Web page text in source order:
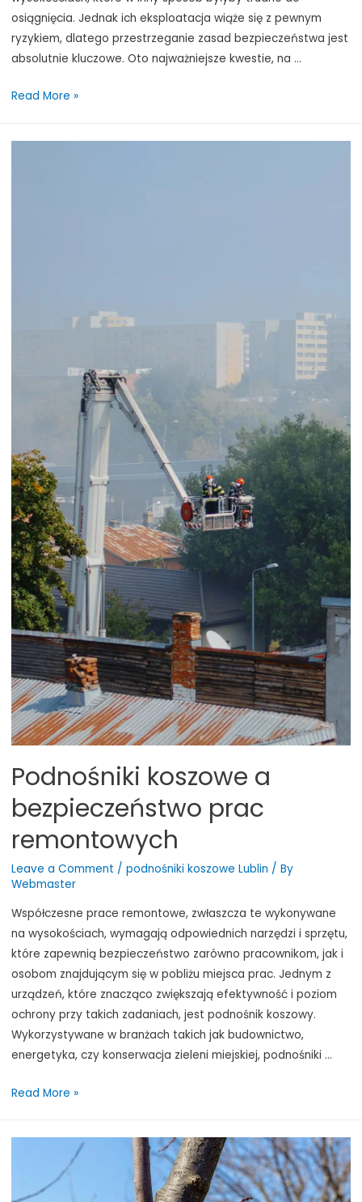
osiągnięcia. Jednak ich eksploatacja wiąże się z pewnym
ryzykiem, dlatego przestrzeganie zasad bezpieczeństwa jest
absolutnie kluczowe. Oto najważniejsze kwestie, na …
Bezpieczne
Read More »
Podnośniki koszowe a
bezpieczeństwo prac
remontowych
Leave a Comment / podnośniki koszowe Lublin / By
Webmaster
Współczesne prace remontowe, zwłaszcza te wykonywane
na wysokościach, wymagają odpowiednich narzędzi i sprzętu,
które zapewnią bezpieczeństwo zarówno pracownikom, jak i
osobom znajdującym się w pobliżu miejsca prac. Jednym z
urządzeń, które znacząco zwiększają efektywność i poziom
ochrony przy takich zadaniach, jest podnośnik koszowy.
Wykorzystywane w branżach takich jak budownictwo,
energetyka, czy konserwacja zieleni miejskiej, podnośniki …
Podnośniki
bezpieczeństwo
remontowych
Read More »